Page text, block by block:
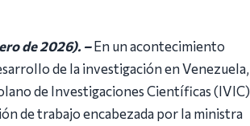
de 2026). –En un acontecimiento
de la investigación en Venezuela,
de Investigaciones Científicas (IVIC)
de trabajo encabezada por la ministra